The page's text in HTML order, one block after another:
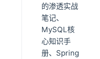
的渗透实战
笔记、
MySQL核
心知识手
册、Spring